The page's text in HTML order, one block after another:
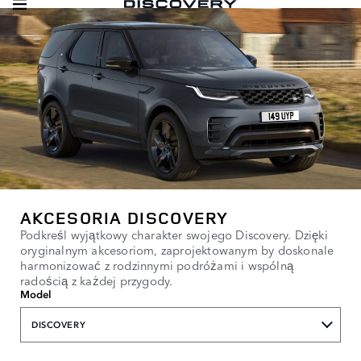
AKCESORIA DISCOVERY
Podkreśl wyjątkowy charakter swojego Discovery. Dzięki
oryginalnym akcesoriom, zaprojektowanym by doskonale
harmonizować z rodzinnymi podróżami i wspólną
radością z każdej przygody.
Model
DISCOVERY